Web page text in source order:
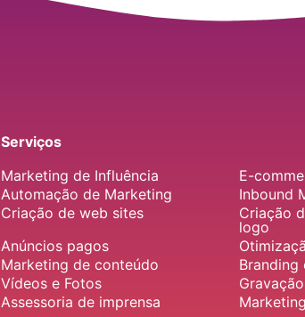
Serviços
Marketing de Influência
E-
Automação de Marketing
Inbound
Criação de web sites
Criação
logo
Anúncios pagos
Marketing de conteúdo
Branding
Vídeos e Fotos
Assessoria de imprensa